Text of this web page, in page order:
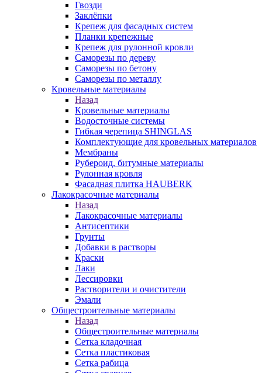
Гвозди
Заклёпки
Крепеж для фасадных систем
Планки крепежные
Крепеж для рулонной кровли
Саморезы по дереву
Саморезы по бетону
Саморезы по металлу
Кровельные материалы
Назад
Кровельные материалы
Водосточные системы
Гибкая черепица SHINGLAS
Комплектующие для кровельных материалов
Мембраны
Рубероид, битумные материалы
Рулонная кровля
Фасадная плитка HAUBERK
Лакокрасочные материалы
Назад
Лакокрасочные материалы
Антисептики
Грунты
Добавки в растворы
Краски
Лаки
Лессировки
Растворители и очистители
Эмали
Общестроительные материалы
Назад
Общестроительные материалы
Сетка кладочная
Сетка пластиковая
Сетка рабица